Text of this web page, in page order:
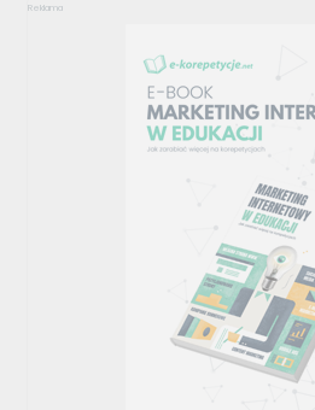
Reklama